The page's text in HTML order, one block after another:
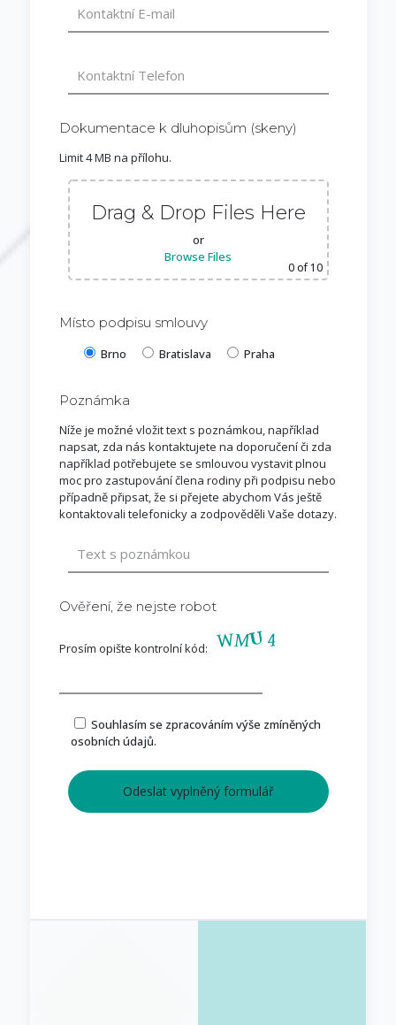
Dokumentace k dluhopisům (skeny)
Limit 4 MB na přílohu.
Drag & Drop Files Here
or
Browse Files
0of 10
Místo podpisu smlouvy
Brno Bratislava Praha
Poznámka
Níže je možné vložit text s poznámkou, například
napsat, zda nás kontaktujete na doporučení či zda
například potřebujete se smlouvou vystavit plnou
moc pro zastupování člena rodiny při podpisu nebo
případně připsat, že si přejete abychom Vás ještě
kontaktovali telefonicky a zodpověděli Vaše dotazy.
Ověření, že nejste robot
Prosím opište kontrolní kód:
Souhlasím se zpracováním výše zmíněných
osobních údajů.